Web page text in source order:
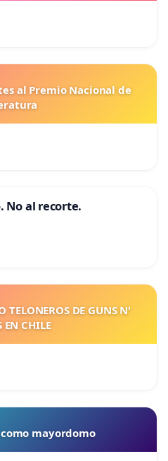
al Premio Nacional de
No al recorte.
TELONEROS DE GUNS N'
EN CHILE
mayordomo